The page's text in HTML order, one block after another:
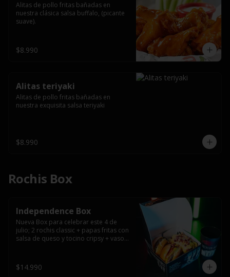
Alitas de pollo fritas bañadas en
nuestra clásica salsa buffalo, (picante
suave).
$8.990
Alitas teriyaki
Alitas de pollo fritas bañadas en
nuestra exquisita salsa teriyaki
$8.990
Rochis Box
Independence Box
Nueva Box para celebrar este 4 de
julio; 2 rochis classic + papas fritas con
salsa de queso y tocino cripsy + vaso
$14.990